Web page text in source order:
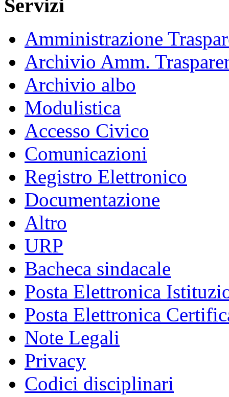
Servizi
Amministrazione
Archivio Amm.
Archivio albo
Modulistica
Accesso Civico
Comunicazioni
Registro Elettronico
Documentazione
Altro
URP
Bacheca sindacale
Posta Elettronica
Posta Elettronica
Note Legali
Privacy
Codici disciplinari